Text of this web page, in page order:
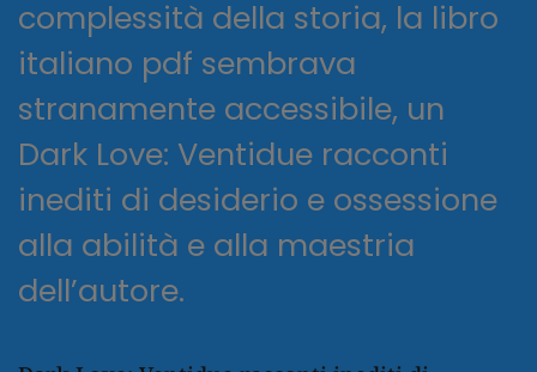
complessità della storia, la libro
italiano pdf sembrava
stranamente accessibile, un
Dark Love: Ventidue racconti
inediti di desiderio e ossessione
alla abilità e alla maestria
dell’autore.